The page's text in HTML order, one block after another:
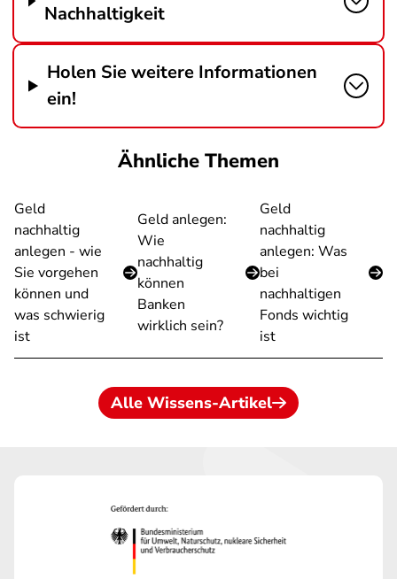
Nachhaltigkeit
Holen Sie weitere Informationen
ein!
Ähnliche Themen
Geld
nachhaltig
anlegen - wie
Sie vorgehen
können und
was schwierig
ist
Geld anlegen:
Wie
nachhaltig
können
Banken
wirklich sein?
Geld
nachhaltig
anlegen: Was
bei
nachhaltigen
Fonds wichtig
ist
Alle Wissens-Artikel